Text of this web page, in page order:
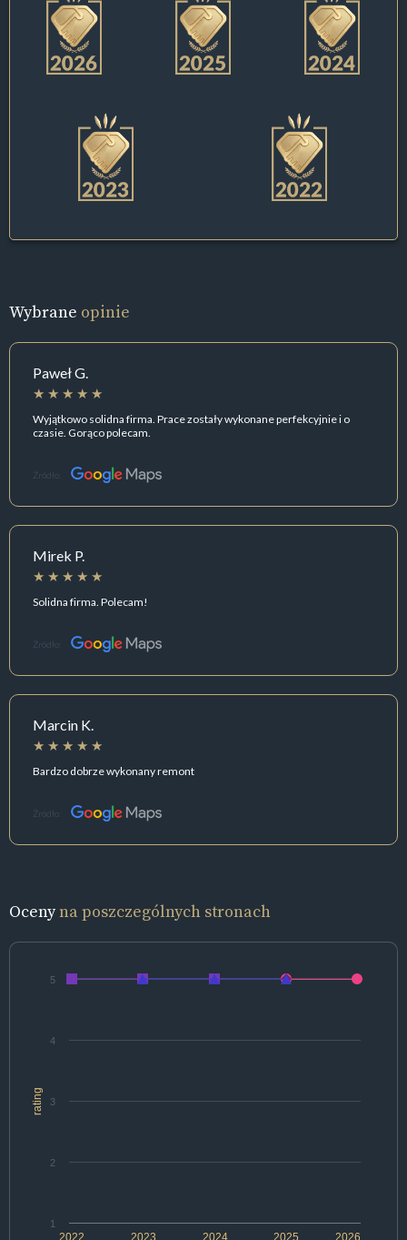
Wybrane opinie
Paweł G.
Wyjątkowo solidna firma. Prace zostały wykonane perfekcyjnie i o
czasie. Gorąco polecam.
Źródło:
Mirek P.
Solidna firma. Polecam!
Źródło:
Marcin K.
Bardzo dobrze wykonany remont
Źródło:
Ocenyna poszczególnych stronach
rating
2022 2024 2026
2023 2025
1
2
3
4
5